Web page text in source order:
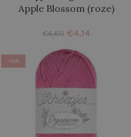
Apple Blossom (roze)
€4,60 €4,14
-10%